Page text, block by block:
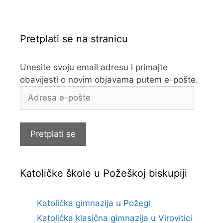
Pretplati se na stranicu
Unesite svoju email adresu i primajte
obavijesti o novim objavama putem e-pošte.
Adresa
Pretplati se
Katoličke škole u Požeškoj biskupiji
Katolička gimnazija u Požegi
Katolička klasična gimnazija u Virovitici